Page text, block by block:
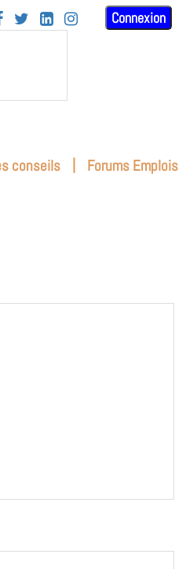
   Connexion
conseils | Forums Emplois